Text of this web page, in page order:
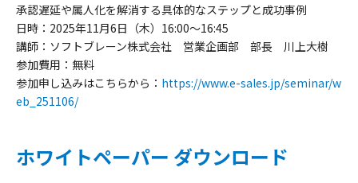
承認遅延や属人化を解消する具体的なステップと成功事例
日時： 2025年11月6日（木）16:00～16:45
講師： ソフトブレーン株式会社 営業企画部 部長 川上大樹
参加費用： 無料
参加申し込みはこちらから： https://www.e-sales.jp/seminar/w
eb_251106/
ホワイトペーパー ダウンロード